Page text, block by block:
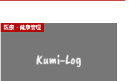
医療・健康管理